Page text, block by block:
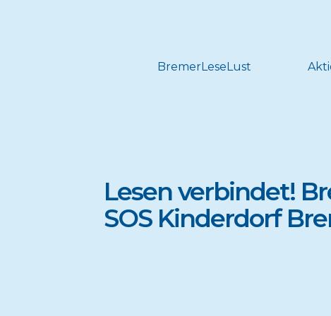
BremerLeseLust
Lesen verbindet!
SOS Kinderdorf